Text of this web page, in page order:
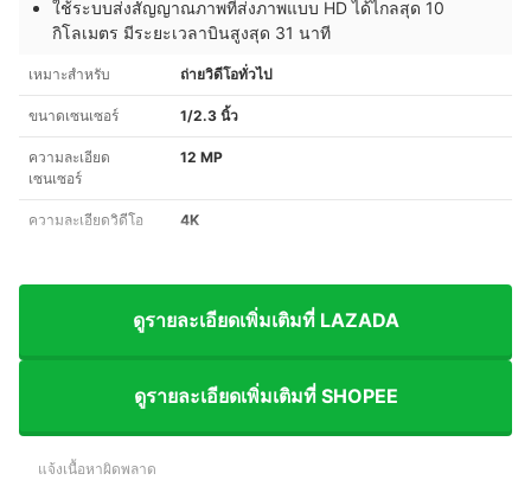
ใช้ระบบส่งสัญญาณภาพที่ส่งภาพแบบ HD ได้ไกลสุด 10
กิโลเมตร มีระยะเวลาบินสูงสุด 31 นาที
เหมาะสำหรับ ถ่ายวิดีโอทั่วไป
ขนาดเซนเซอร์ 1/2.3 นิ้ว
ความละเอียด
เซนเซอร์
12 MP
ความละเอียดวิดีโอ 4K
ดูรายละเอียดเพิ่มเติมที่ LAZADA
ดูรายละเอียดเพิ่มเติมที่ SHOPEE
แจ้งเนื้อหาผิดพลาด